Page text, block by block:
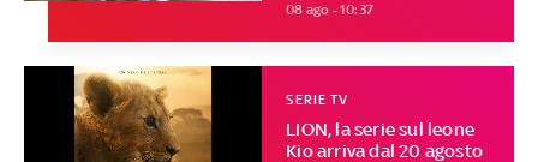
08 ago - 10:37
LION, la serie sul leone
Kio arriva dal 20 agosto
SERIE TV